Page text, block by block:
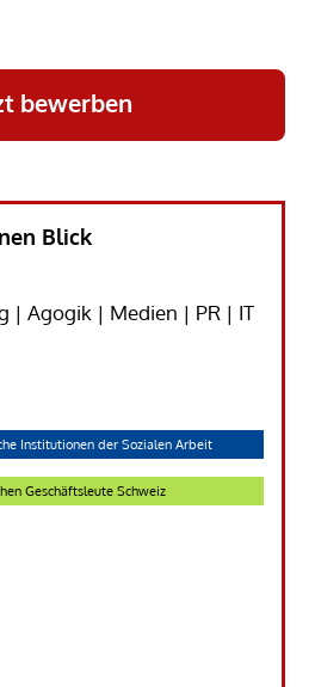
bewerben
Blick
| Agogik | Medien | PR | IT
Institutionen der Sozialen Arbeit
Geschäftsleute Schweiz